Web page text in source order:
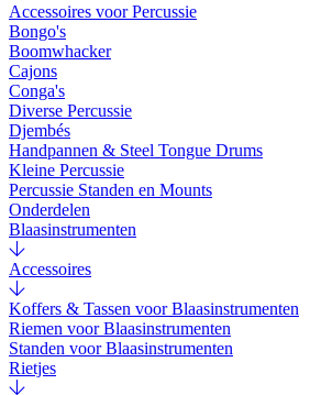
Accessoires voor Percussie
Bongo's
Boomwhacker
Cajons
Conga's
Diverse Percussie
Djembés
Handpannen & Steel Tongue Drums
Kleine Percussie
Percussie Standen en Mounts
Onderdelen
Blaasinstrumenten
Accessoires
Koffers & Tassen voor Blaasinstrumenten
Riemen voor Blaasinstrumenten
Standen voor Blaasinstrumenten
Rietjes